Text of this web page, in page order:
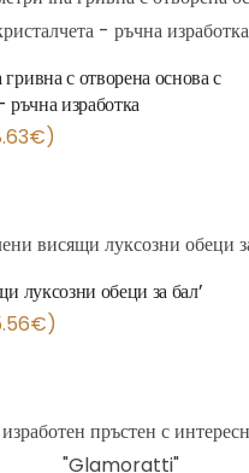
с отворена основа с
ръчна изработка
€)
луксозни обеци за бал’
€)